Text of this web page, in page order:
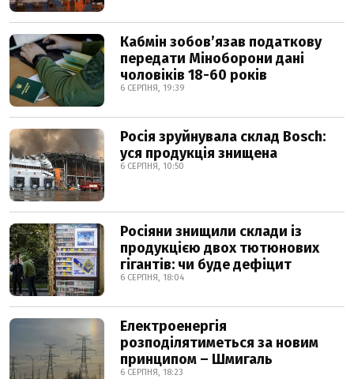
Кабмін зобовʼязав податкову
передати Міноборони дані
чоловіків 18-60 років
6 СЕРПНЯ, 19:39
Росія зруйнувала склад Bosch:
уся продукція знищена
6 СЕРПНЯ, 10:50
Росіяни знищили склади із
продукцією двох тютюнових
гігантів: чи буде дефіцит
6 СЕРПНЯ, 18:04
Електроенергія
розподілятиметься за новим
принципом – Шмигаль
6 СЕРПНЯ, 18:23